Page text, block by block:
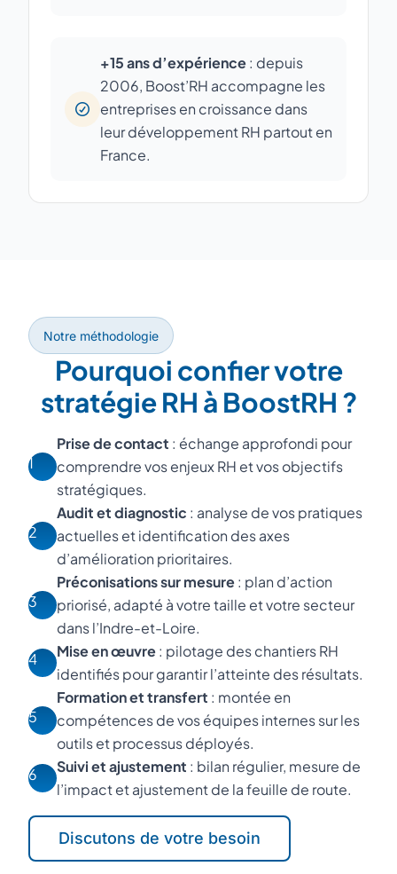
+15 ans d’expérience: depuis
2006, Boost’RH accompagne les
entreprises en croissance dans
leur développement RH partout en
France.
Notre méthodologie
Pourquoi confier votre
stratégie RH à BoostRH ?
1
Prise de contact : échange approfondi pour
comprendre vos enjeux RH et vos objectifs
stratégiques.
2
Audit et diagnostic : analyse de vos pratiques
actuelles et identification des axes
d’amélioration prioritaires.
3
Préconisations sur mesure: plan d’action
priorisé, adapté à votre taille et votre secteur
dans l’Indre-et-Loire.
4
Mise en œuvre: pilotage des chantiers RH
identifiés pour garantir l’atteinte des résultats.
5
Formation et transfert : montée en
compétences de vos équipes internes sur les
outils et processus déployés.
6
Suivi et ajustement : bilan régulier, mesure de
l’impact et ajustement de la feuille de route.
Discutons de votre besoin